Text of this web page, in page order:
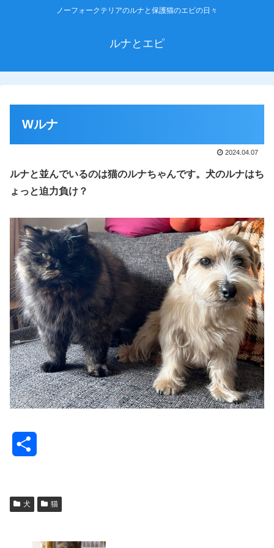
ノーフォークテリアのルナと保護猫のエピの日々
ルナとエピ
Wルナ
2024.04.07
ルナと並んでいるのは猫のルナちゃんです。犬のルナはち
ょっと迫力負け？
犬 猫